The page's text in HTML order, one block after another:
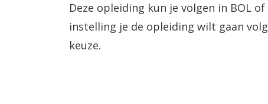
Deze opleiding kun je volgen in BOL
instelling je de opleiding wilt gaan
keuze.